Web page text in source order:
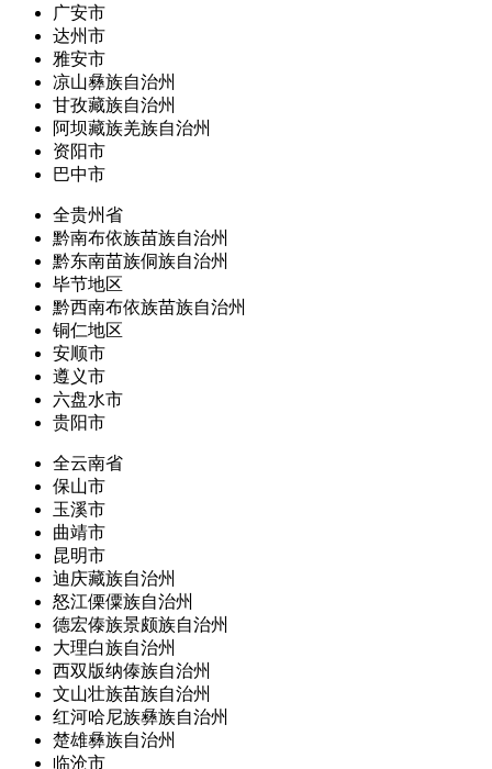
广安市
达州市
雅安市
凉山彝族自治州
甘孜藏族自治州
阿坝藏族羌族自治州
资阳市
巴中市
全贵州省
黔南布依族苗族自治州
黔东南苗族侗族自治州
毕节地区
黔西南布依族苗族自治州
铜仁地区
安顺市
遵义市
六盘水市
贵阳市
全云南省
保山市
玉溪市
曲靖市
昆明市
迪庆藏族自治州
怒江傈僳族自治州
德宏傣族景颇族自治州
大理白族自治州
西双版纳傣族自治州
文山壮族苗族自治州
红河哈尼族彝族自治州
楚雄彝族自治州
临沧市